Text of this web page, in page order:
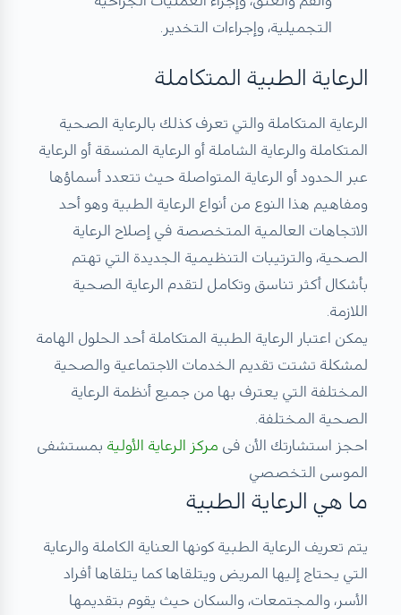
التجميلية، وإجراءات التخدير.
الرعاية الطبية المتكاملة​
الرعاية المتكاملة والتي تعرف كذلك بالرعاية الصحية
المتكاملة والرعاية الشاملة أو الرعاية المنسقة أو الرعاية
عبر الحدود أو الرعاية المتواصلة حيث تتعدد أسماؤها
ومفاهيم هذا النوع من أنواع الرعاية الطبية وهو أحد
الاتجاهات العالمية المتخصصة في إصلاح الرعاية
الصحية، والترتيبات التنظيمية الجديدة التي تهتم
بأشكال أكثر تناسق وتكامل لتقدم الرعاية الصحية
اللازمة.
يمكن اعتبار الرعاية الطبية المتكاملة أحد الحلول الهامة
لمشكلة تشتت تقديم الخدمات الاجتماعية والصحية
المختلفة التي يعترف بها من جميع أنظمة الرعاية
الصحية المختلفة.
احجز استشارتك الأن فى مركز الرعاية الأولية بمستشفى
الموسى التخصصي
ما هي الرعاية الطبية
يتم تعريف الرعاية الطبية كونها العناية الكاملة والرعاية
التي يحتاج إليها المريض ويتلقاها كما يتلقاها أفراد
الأسر، والمجتمعات، والسكان حيث يقوم بتقديمها